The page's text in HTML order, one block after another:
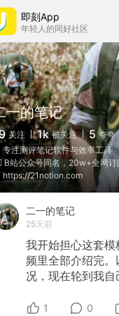
即刻App
年轻人的同好社区
一的笔记
关注 1k 被关注 5 夸夸
专注测评笔记软件与效率工具
B站公众号同名，20w+全网订
https://21notion.com
二一的笔记
25天前
我开始担心这套
频里全部介绍完
况，现在轮到我自
1 0